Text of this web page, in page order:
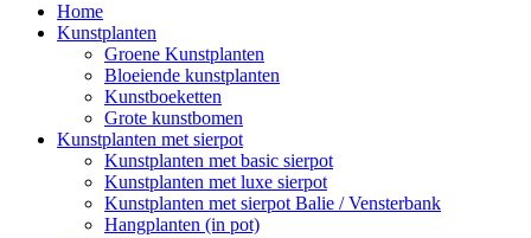
Home
Kunstplanten
Groene Kunstplanten
Bloeiende kunstplanten
Kunstboeketten
Grote kunstbomen
Kunstplanten met sierpot
Kunstplanten met basic sierpot
Kunstplanten met luxe sierpot
Kunstplanten met sierpot Balie / Vensterbank
Hangplanten (in pot)